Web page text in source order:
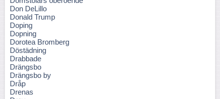
Don DeLillo
Donald Trump
Doping
Dopning
Dorotea Bromberg
Döstädning
Drabbade
Drängsbo
Drängsbo by
Dråp
Drenas